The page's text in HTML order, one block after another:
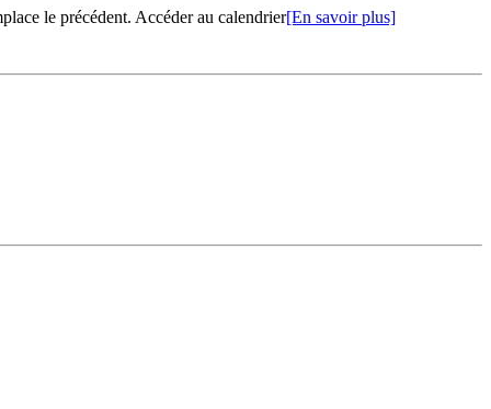
le précédent. Accéder au calendrier[En savoir plus]